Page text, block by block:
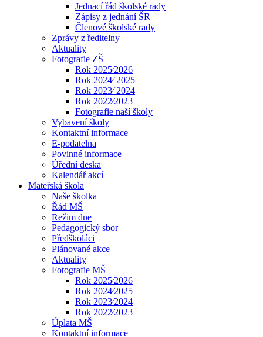
Jednací řád školské rady
Zápisy z jednání ŠR
Členové školské rady
Zprávy z ředitelny
Aktuality
Fotografie ZŠ
Rok 2025⁄2026
Rok 2024⁄ 2025
Rok 2023⁄ 2024
Rok 2022⁄2023
Fotografie naší školy
Vybavení školy
Kontaktní informace
E-podatelna
Povinné informace
Úřední deska
Kalendář akcí
Mateřská škola
Naše školka
Řád MŠ
Režim dne
Pedagogický sbor
Předškoláci
Plánované akce
Aktuality
Fotografie MŠ
Rok 2025⁄2026
Rok 2024⁄2025
Rok 2023⁄2024
Rok 2022⁄2023
Úplata MŠ
Kontaktní informace